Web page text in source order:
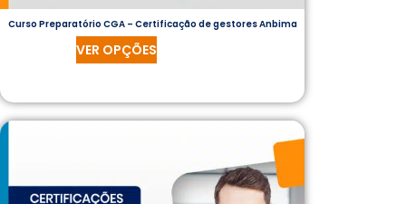
Curso Preparatório CGA – Certificação de gestores Anbima
VER OPÇÕES